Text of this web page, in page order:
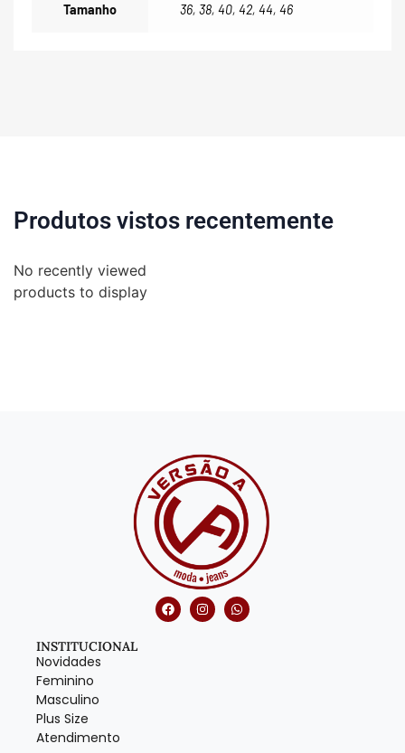
Tamanho 36, 38, 40, 42, 44, 46
Produtos vistos recentemente
No recently viewed
products to display
INSTITUCIONAL
Novidades
Feminino
Masculino
Plus Size
Atendimento